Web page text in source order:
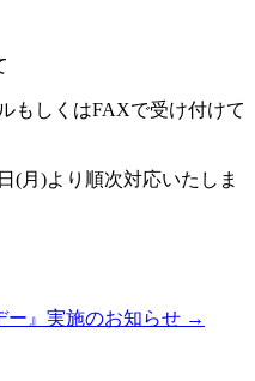
もしくはFAXで受け付けて
(月)より順次対応いたしま
ー』実施のお知らせ →